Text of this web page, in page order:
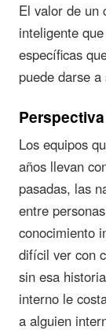
El valor de un
inteligente
específicas
puede darse
Los equipos
años llevan
pasadas, las
entre
conocimiento
difícil ver con
sin esa
interno le
a alguien